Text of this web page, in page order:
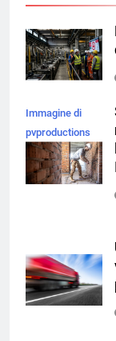
Immagine di
pvproductions
su Magnific